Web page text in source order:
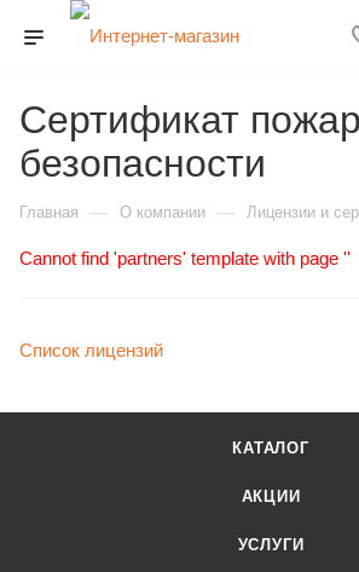
Сертификат
безопасности
Главная — О компании — Лицензии и
Cannot find 'partners' template with page ''
Список лицензий
КАТАЛОГ
АКЦИИ
УСЛУГИ